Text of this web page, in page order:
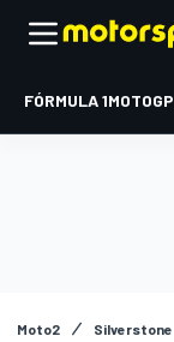
FÓRMULA 1MOTOGP
Moto2 Silverstone